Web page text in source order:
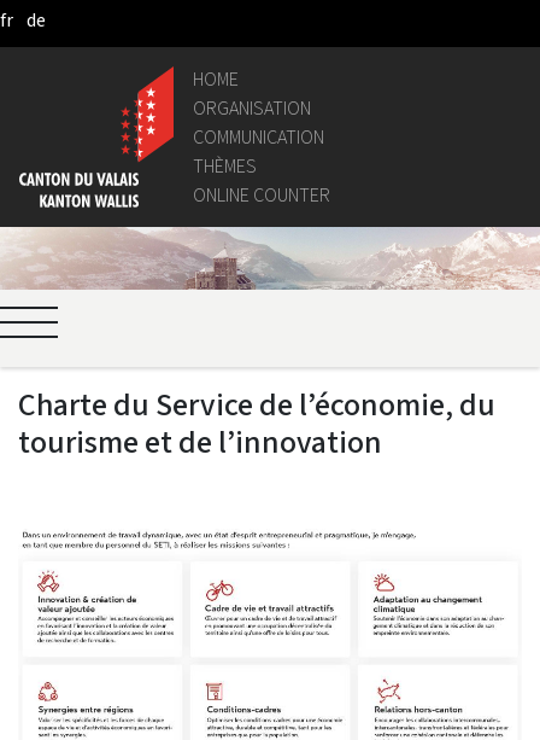
Saltar al contenido principal
fr de
HOME
ORGANISATION
COMMUNICATION
THÈMES
ONLINE COUNTER
Charte du Service de l’économie, du
tourisme et de l’innovation